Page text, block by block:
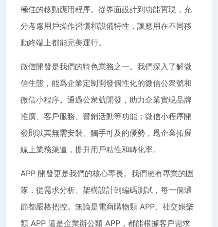
極佳的移動應用程序。從界面設計到功能實現，充
分考慮用戶操作習慣和設備特性，讓應用在不同移
動終端上都能完美運行。
微信開發是我們的特色業務之一。我們深入了解微
信生態，能爲企業定制開發個性化的微信公衆號和
微信小程序。通過公衆號開發，助力企業實現品牌
推廣、客戶服務、營銷活動等功能；微信小程序開
發則以其無需安裝、觸手可及的優勢，爲企業拓展
線上業務渠道，提升用戶粘性和轉化率。
APP 開發更是我們的核心專長。我們擁有專業的團
隊，從需求分析、架構設計到編碼測試，每一個環
節都嚴格把控。無論是電商購物類 APP、社交娛樂
類 APP 還是企業辦公類 APP，都能根據客戶需求